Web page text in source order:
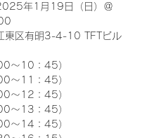
年1月19日（日）＠
東区有明3-4-10 TFTビル
～10：45）
～11：45）
～12：45）
～13：45）
～14：45）